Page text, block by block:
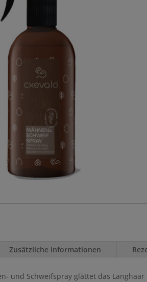
Zusätzliche Informationen
und Schweifspray glättet das